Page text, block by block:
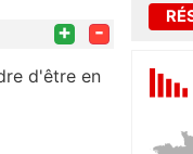
+ -
d'être en